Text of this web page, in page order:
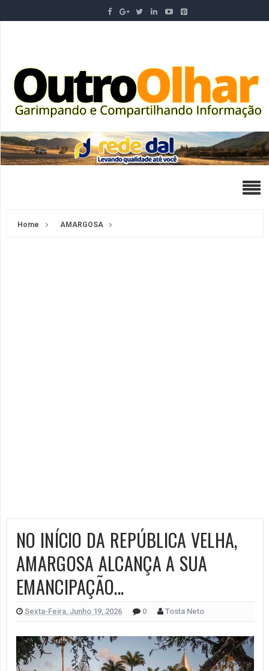
Home AMARGOSA
NO INÍCIO DA REPÚBLICA VELHA,
AMARGOSA ALCANÇA A SUA
EMANCIPAÇÃO...
Sexta-Feira, Junho 19, 2026 0 Tosta Neto